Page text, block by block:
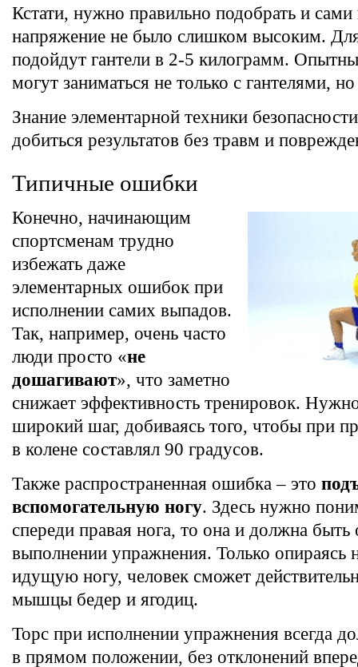
Кстати, нужно правильно подобрать и сами
напряжение не было слишком высоким.
подойдут гантели в 2-5 килограмм.
могут заниматься не только с гантелями,
Знание элементарной техники
добиться результатов без травм и
Типичные ошибки
Конечно, начинающим
спортсменам трудно
избежать даже
элементарных ошибок при
исполнении самих выпадов.
Так, например, очень часто
люди просто «не
дошагивают», что заметно
снижает эффективность тренировок.
широкий шаг, добиваясь того, чтобы при
в колене составлял 90 градусов.
Также распространенная ошибка – это
вспомогательную ногу. Здесь нужно
спереди правая нога, то она и должна
выполнении упражнения. Только опираясь
идущую ногу, человек сможет
мышцы бедер и ягодиц.
Торс при исполнении упражнения всегда
в прямом положении, без отклонений